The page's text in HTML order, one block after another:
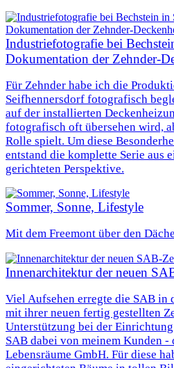
Industriefotografie bei
Dokumentation der
Für Zehnder habe ich die
Seifhennersdorf fotografisch
auf der installierten
fotografisch oft übersehen wird,
Rolle spielt. Um diese
entstand die komplette Serie aus
gerichteten Perspektive.
Sommer, Sonne, Lifestyle
Mit dem Freemont über den
Innenarchitektur der neuen
Viel Aufsehen erregte die SAB in
mit ihrer neuen fertig gestellten
Unterstützung bei der
SAB dabei von meinem Kunden -
Lebensräume GmbH. Für diese